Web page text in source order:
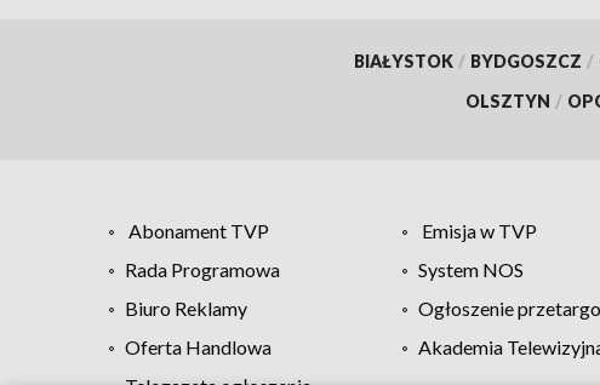
BIAŁYSTOK / BYDGOSZCZ /
OLSZTYN /
Abonament TVP Emisja w TVP
Rada Programowa
System NOS
Biuro Reklamy
Ogłoszenie
Oferta Handlowa
Akademia